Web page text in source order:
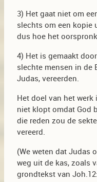
3) Het gaat niet om
slechts om een kopie
dus hoe het
4) Het is gemaakt
slechte mensen in de
Judas, vereerden.
Het doel van het werk
niet klopt omdat God
die reden zou de
vereerd.
(We weten dat Judas
weg uit de kas, zoals
grondtekst van